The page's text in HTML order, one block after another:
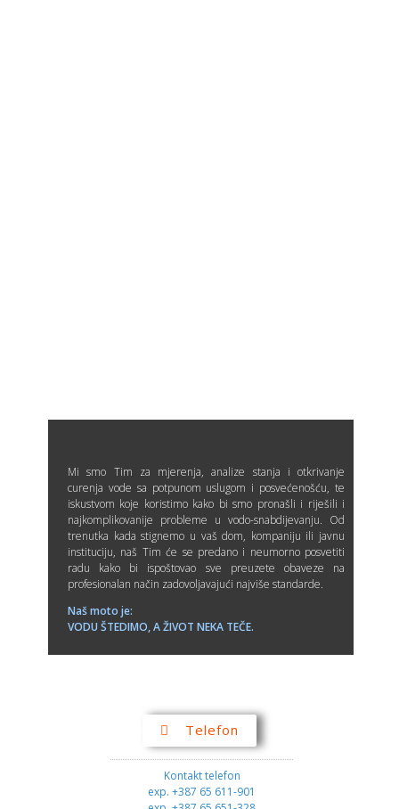
Mi smo Tim za mjerenja, analize stanja i otkrivanje
curenja vode sa potpunom uslugom i posvećenošću, te
iskustvom koje koristimo kako bi smo pronašli i riješili i
najkomplikovanije probleme u vodo-snabdijevanju. Od
trenutka kada stignemo u vaš dom, kompaniju ili javnu
instituciju, naš Tim će se predano i neumorno posvetiti
radu kako bi ispoštovao sve preuzete obaveze na
profesionalan način zadovoljavajući najviše standarde.
Naš moto je:
VODU ŠTEDIMO, A ŽIVOT NEKA TEČE.
Telefon
Kontakt telefon
exp. +387 65 611-901